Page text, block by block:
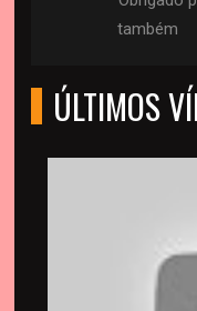
também
ÚLTIMOS